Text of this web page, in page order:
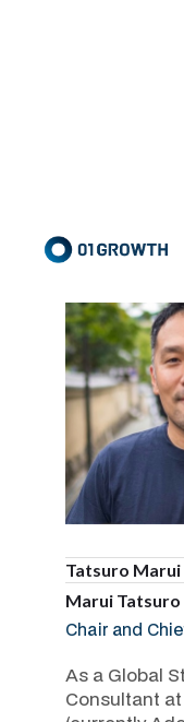
Tatsuro Marui
Marui Tatsuro
Chair and
As a Global
Consultant